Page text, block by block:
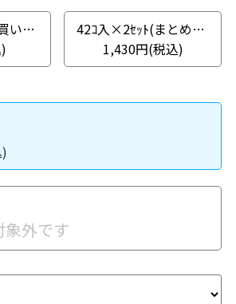
42コ入（まとめ買いパック）
42ｺ入×2ｾｯﾄ(まとめ買いパック)
1,430円(税込)
象外です